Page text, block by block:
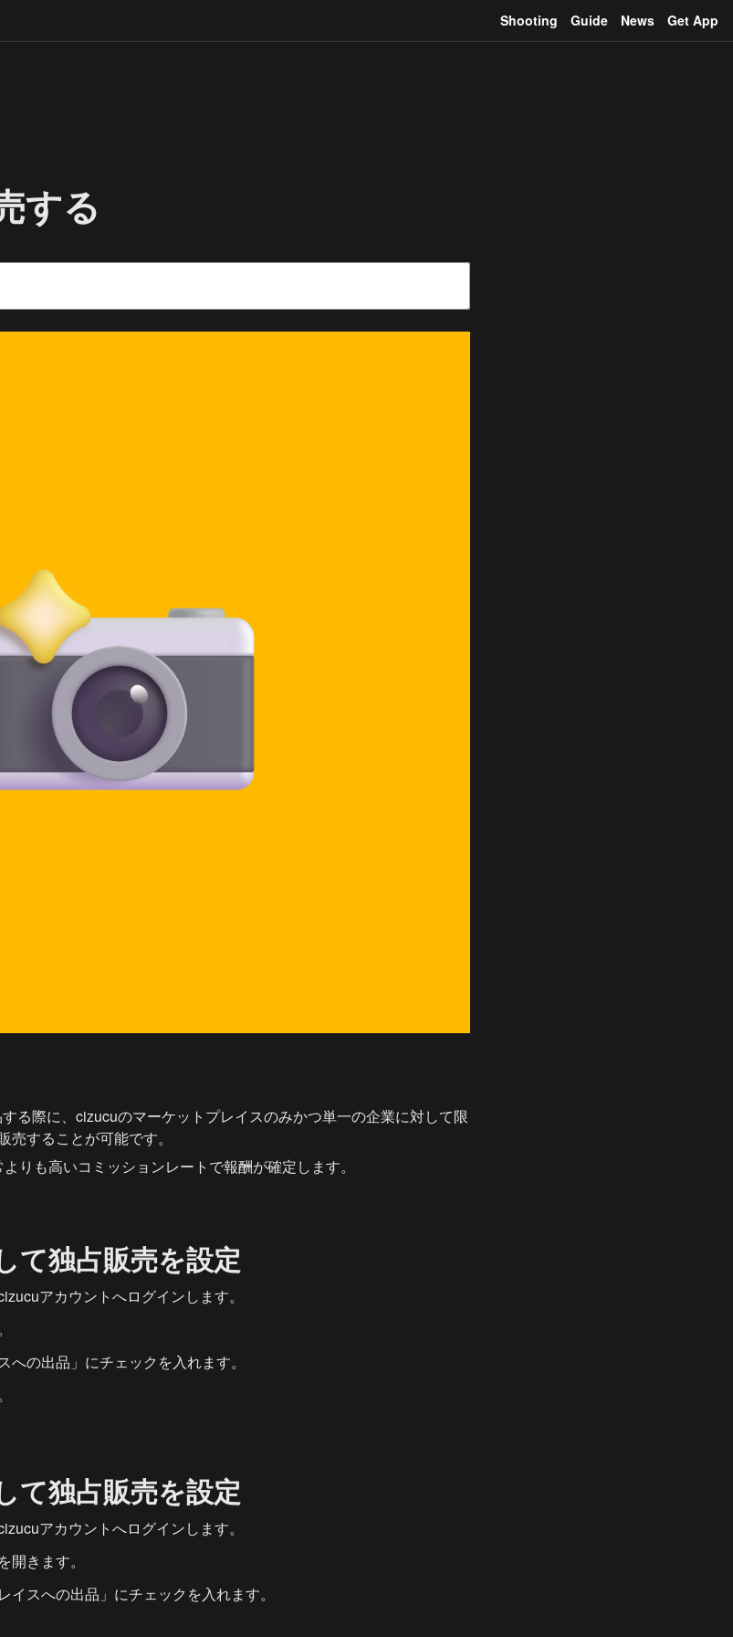
Shooting Guide News Get App
する
る際に、cizucuのマーケットプレイスのみかつ単一の企業に対して限
売することが可能です。
りも高いコミッションレートで報酬が確定します。
て独占販売を設定
アカウントへログインします。
の出品」にチェックを入れます。
て独占販売を設定
アカウントへログインします。
きます。
スへの出品」にチェックを入れます。